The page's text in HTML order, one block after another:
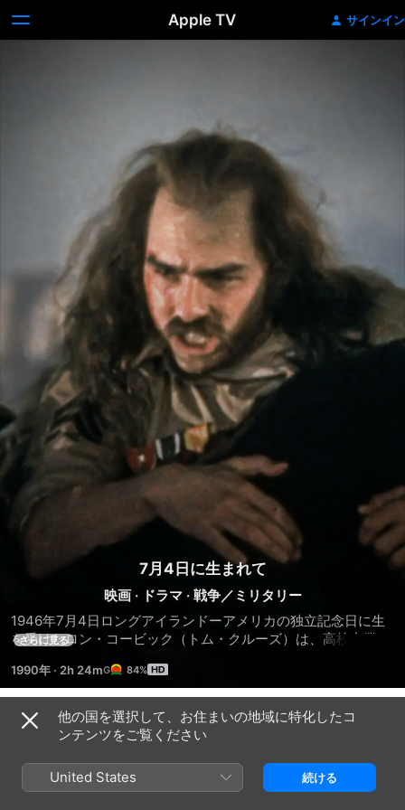
Apple TV サインイン
7月4日に生まれて
映画 · ドラマ · 戦争／ミリタリー
1946年7月4日ロングアイランドーアメリカの独立記念日に生
を受けたロン・コービック（トム・クルーズ）は、高校卒業
ムへと旅立つ。だが戦場は、彼の想像を遥かに超えた、凄惨た
るものだった。ロンは混乱のあまり部下を撃ち殺してしまい、
敵の凶弾により、自身も下半身不随となってしまう。その後、
故郷に帰ったロンを待っていたのは、高まりつつある反戦運動
だった。誇りを持って帰国したつもりが、逆に憐れみの目で見
られる毎日に、ロンは徐々に自分を見失い、酒に溺れていく。
ついに信頼していた家族からも疎外された彼は、メキシコへの
さらに見る
1990年 · 2h 24m 84%
予告編
他の国を選択して、お住まいの地域に特化したコ
ンテンツをご覧ください
United States 続ける